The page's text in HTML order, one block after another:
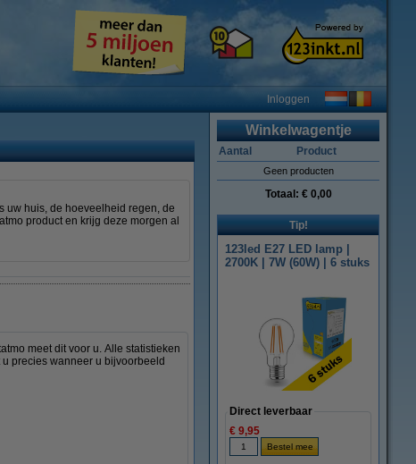
Inloggen
uw huis, de hoeveelheid regen, de
product en krijg deze morgen al
meet dit voor u. Alle statistieken
precies wanneer u bijvoorbeeld
Winkelwagentje
Aantal Product
Geen producten
Totaal: € 0,00
Tip!
123led E27 LED lamp |
2700K | 7W (60W) | 6 stuks
Direct leverbaar
€ 9,95